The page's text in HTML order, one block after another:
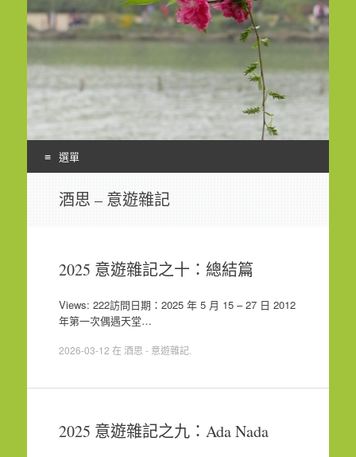
選單
酒思 – 意遊雜記
2025 意遊雜記之十：總結篇
Views: 222訪問日期：2025 年 5 月 15 – 27 日 2012
年第一次偶遇天堂…
2026-03-12 在 酒思 - 意遊雜記.
2025 意遊雜記之九：Ada Nada